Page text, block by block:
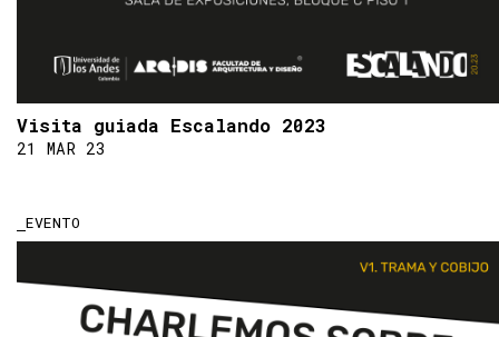
Visita guiada Escalando 2023
21 MAR 23
EVENTO